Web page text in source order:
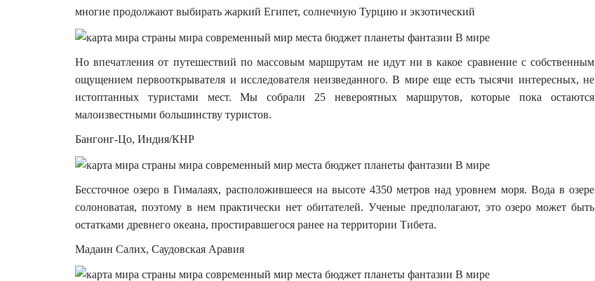
многие продолжают выбирать жаркий Египет, солнечную Турцию и экзотический
Но впечатления от путешествий по массовым маршрутам не идут ни в какое сравнение с собственным
ощущением первооткрывателя и исследователя неизведанного. В мире еще есть тысячи интересных, не
истоптанных туристами мест. Мы собрали 25 невероятных маршрутов, которые пока остаются
малоизвестными большинству туристов.
Бангонг-Цо, Индия/КНР
Бессточное озеро в Гималаях, расположившееся на высоте 4350 метров над уровнем моря. Вода в озере
солоноватая, поэтому в нем практически нет обитателей. Ученые предполагают, это озеро может быть
остатками древнего океана, простиравшегося ранее на территории Тибета.
Мадаин Салих, Саудовская Аравия